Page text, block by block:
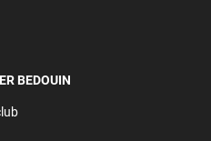
BEDOUIN